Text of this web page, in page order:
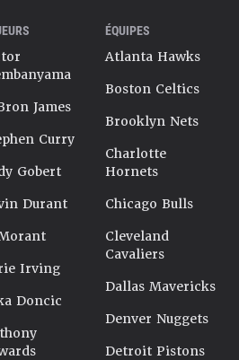
James
Curry
Gobert
Durant
Irving
Doncic
ÉQUIPES
Atlanta Hawks
Boston Celtics
Brooklyn Nets
Charlotte
Hornets
Chicago Bulls
Cleveland
Cavaliers
Dallas Mavericks
Denver Nuggets
Detroit Pistons